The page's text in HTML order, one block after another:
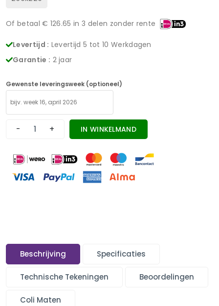
Of betaal € 126.65 in 3 delen zonder rente
Levertijd : Levertijd 5 tot 10 Werkdagen
Garantie : 2 jaar
Gewenste leveringsweek (optioneel)
- + IN WINKELMAND
Beschrijving Specificaties
Technische Tekeningen Beoordelingen
Coli Maten